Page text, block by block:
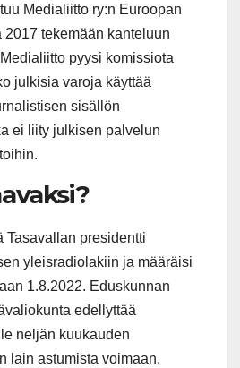
Medialiitto ry:n Euroopan
tekemään kanteluun
pyysi komissiota
julkisia varoja käyttää
sisällön
ei liity julkisen palvelun
Tasavallan presidentti
yleisradiolakiin ja määräisi
1.8.2022. Eduskunnan
edellyttää
neljän kuukauden
lain astumista voimaan.